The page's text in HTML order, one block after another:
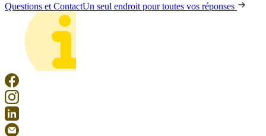
Questions et ContactUn seul endroit pour toutes vos réponses